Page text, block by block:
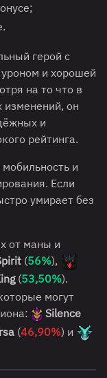
герой с
и хорошей
на то что в
изменений, он
и
рейтинга.
и
Если
умирает без
от маны и
(56%),
(53,50%).
могут
Silence
(46,90%) и